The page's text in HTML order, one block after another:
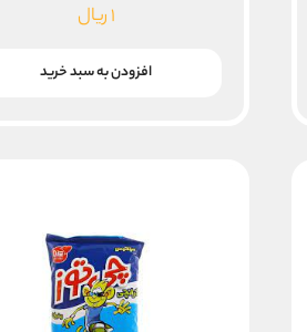
۱ریال
افزودن به سبد خرید